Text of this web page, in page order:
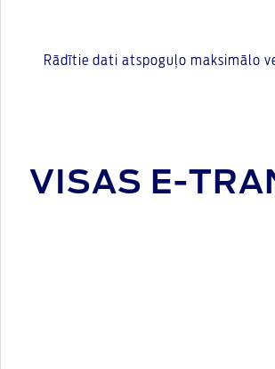
Rādītie dati atspoguļo maksimālo
VISAS E-